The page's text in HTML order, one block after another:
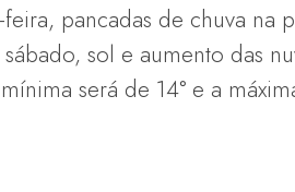
pancadas de chuva na
sol e aumento das
será de 14° e a